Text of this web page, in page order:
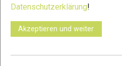
Partner
xc-run.de in den sozialen
Datenschutzerklärung!
Akzeptieren und weiter